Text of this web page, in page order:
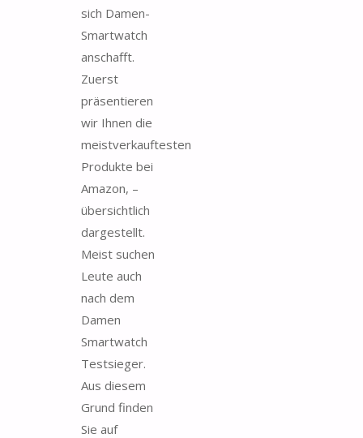
sich Damen-
Smartwatch
anschafft.
Zuerst
präsentieren
wir Ihnen die
meistverkauftesten
Produkte bei
Amazon, –
übersichtlich
dargestellt.
Meist suchen
Leute auch
nach dem
Damen
Smartwatch
Testsieger.
Aus diesem
Grund finden
Sie auf